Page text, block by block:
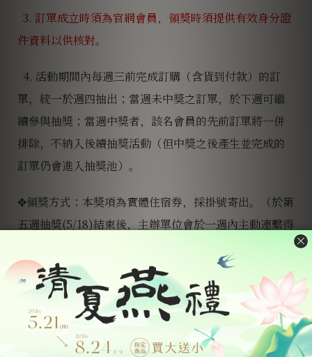
3. 訂單成立時須為官網會員，領獎時須提供有效身分證
件資料以供核對。
4. 活動期間內每週三前完成訂購（含貨到付款）的訂
單，統一於週四抽出；當週未中獎之訂單，於下週可繼
續參與抽獎；當週中獎者，該名會員的先前訂單將一併
排除，不納入後續抽獎活動（但中獎之後產生並完成的
訂單仍會進入抽獎池）。
✥領獎方式：本獎項為實體住宿券，採掛號寄出。（於第
五週抽獎(5/18)結束後，主辦單位會於一週內主動連繫得
獎者，請得獎者於5/31前回覆並完成資料回傳，稅金扣
繳之領獎必要程序，逾期視同放棄資格 ）
中獎者請備妥以下兌獎資料寄回活動小組兌獎。
(a) 填妥領獎確認書 (b) 黏貼身分證正反面影印本 (c)中
獎發票正本+明細 (d)提供中獎人獎品收件姓名、電話、